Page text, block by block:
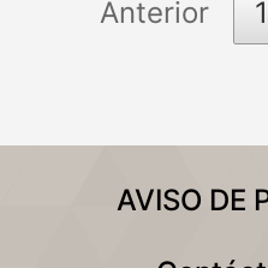
Anterior 1
AVISO DE